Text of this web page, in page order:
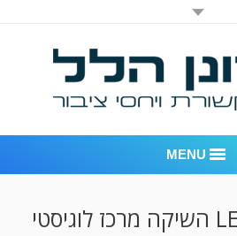
MENU
חברת LEASE4U השיקה מרכז לוגיסטי